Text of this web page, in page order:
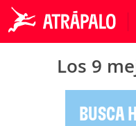
Los 9
BUSCA